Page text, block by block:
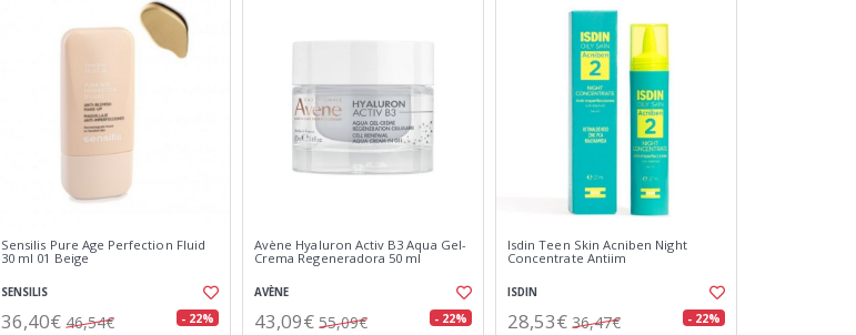
Sensilis Pure Age Perfection Fluid
30 ml 01 Beige
SENSILIS
36,40€ 46,54€ - 22%
Avène Hyaluron Activ B3 Aqua Gel-
Crema Regeneradora 50 ml
AVÈNE
43,09€ 55,09€ - 22%
Isdin Teen Skin Acniben Night
Concentrate Antiim
ISDIN
28,53€ 36,47€ - 22%